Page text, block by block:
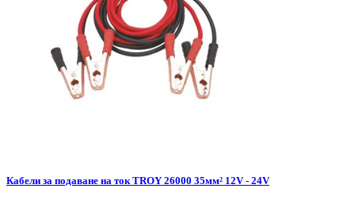
Кабели за подаване на ток TROY 26000 35мм² 12V - 24V